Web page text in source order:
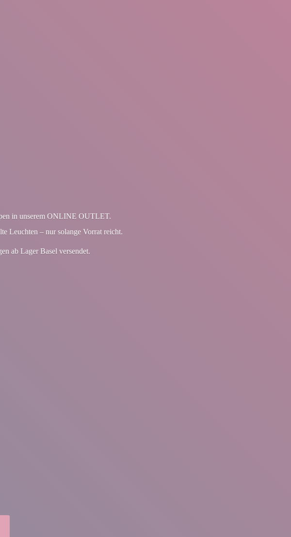
in unserem ONLINE OUTLET.
Leuchten – nur solange Vorrat reicht.
ab LagerBasel versendet.